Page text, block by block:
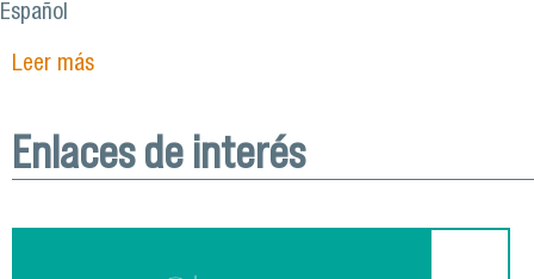
Español
Leer mássobre Experta entrega recomendaciones para
Enlaces de interés